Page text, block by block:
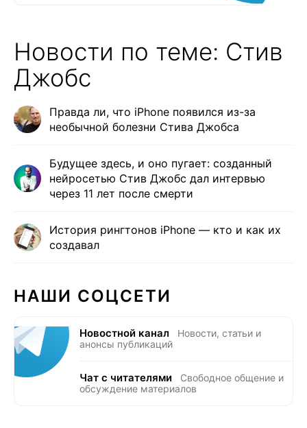
Новости по теме: Стив
Джобс
Правда ли, что iPhone появился из-за
необычной болезни Стива Джобса
Будущее здесь, и оно пугает: созданный
нейросетью Стив Джобс дал интервью
через 11 лет после смерти
История рингтонов iPhone — кто и как их
создавал
НАШИ СОЦСЕТИ
Новостной канал
Новости, статьи и
анонсы публикаций
Чат с читателями
Свободное общение и
обсуждение материалов